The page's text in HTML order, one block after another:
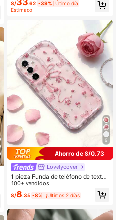
S/33.62 -39% Último día
Estimado
9
Ahorro de S/0.73
Lovelycover
1 pieza Funda de teléfono de textur
a suave de TPU con ola de dopami
na en crema, diseño con flor linda y
gran lazo, compatible con Galaxy S
c.
100+ vendidos
S/8.35 -8% ¡Últimos 2 días